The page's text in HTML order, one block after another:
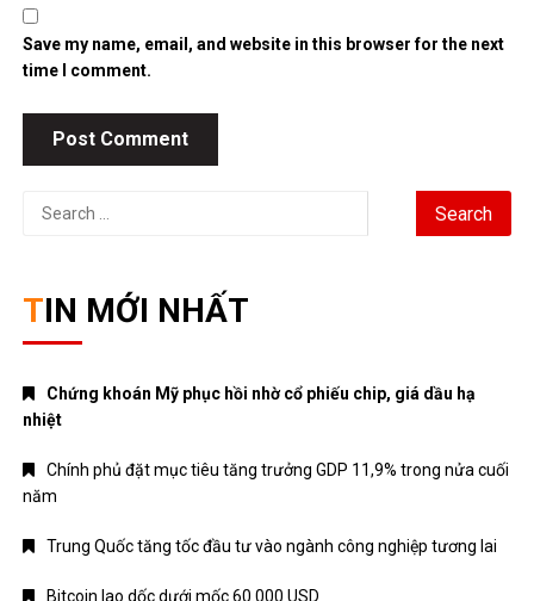
Save my name, email, and website in this browser for the next
time I comment.
Search
TIN MỚI NHẤT
Chứng khoán Mỹ phục hồi nhờ cổ phiếu chip, giá dầu hạ
nhiệt
Chính phủ đặt mục tiêu tăng trưởng GDP 11,9% trong nửa cuối
năm
Trung Quốc tăng tốc đầu tư vào ngành công nghiệp tương lai
Bitcoin lao dốc dưới mốc 60.000 USD